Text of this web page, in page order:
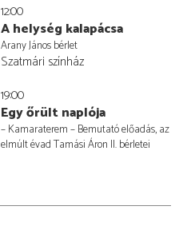
12:00
A helység kalapácsa
Arany János bérlet
Szatmári színház
19:00
Egy őrült naplója
– Kamaraterem – Bemutató előadás, az
elmúlt évad Tamási Áron II. bérletei